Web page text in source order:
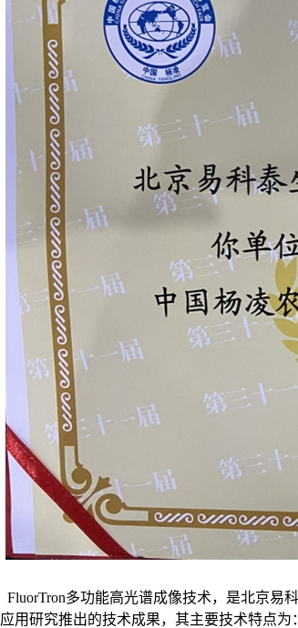
FluorTron多功能高光谱成像技术，是北京易
应用研究推出的技术成果，其主要技术特点